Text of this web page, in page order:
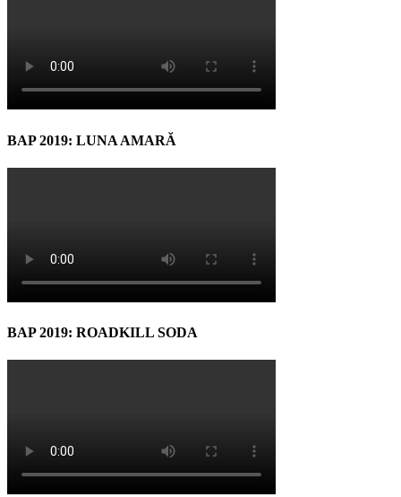
BAP 2019: LUNA AMARĂ
BAP 2019: ROADKILL SODA